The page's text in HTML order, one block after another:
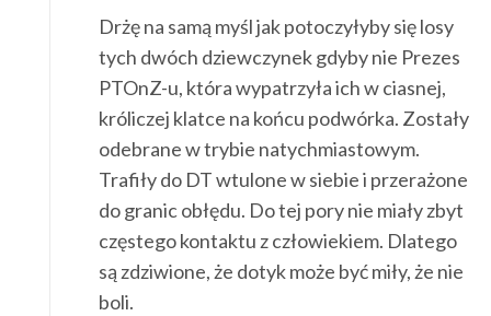
Drżę na samą myśl jak potoczyłyby się losy
tych dwóch dziewczynek gdyby nie Prezes
PTOnZ-u, która wypatrzyła ich w ciasnej,
króliczej klatce na końcu podwórka. Zostały
odebrane w trybie natychmiastowym.
Trafiły do DT wtulone w siebie i przerażone
do granic obłędu. Do tej pory nie miały zbyt
częstego kontaktu z człowiekiem. Dlatego
są zdziwione, że dotyk może być miły, że nie
boli.